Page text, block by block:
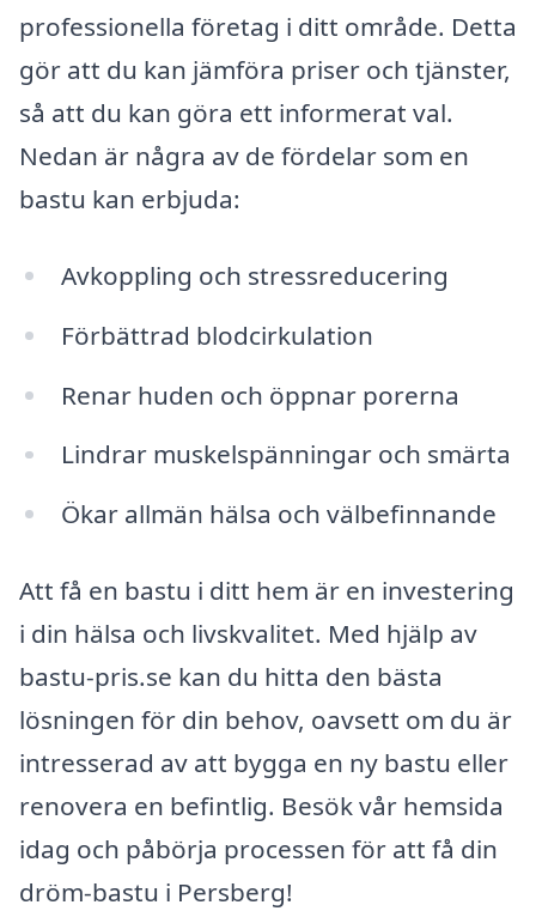
professionella företag i ditt område. Detta
gör att du kan jämföra priser och tjänster,
så att du kan göra ett informerat val.
Nedan är några av de fördelar som en
bastu kan erbjuda:
Avkoppling och stressreducering
Förbättrad blodcirkulation
Renar huden och öppnar porerna
Lindrar muskelspänningar och smärta
Ökar allmän hälsa och välbefinnande
Att få en bastu i ditt hem är en investering
i din hälsa och livskvalitet. Med hjälp av
bastu-pris.se kan du hitta den bästa
lösningen för din behov, oavsett om du är
intresserad av att bygga en ny bastu eller
renovera en befintlig. Besök vår hemsida
idag och påbörja processen för att få din
dröm-bastu i Persberg!